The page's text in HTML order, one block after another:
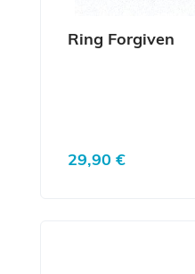
Ring Forgiven
Regulärer Preis:
29,90 €